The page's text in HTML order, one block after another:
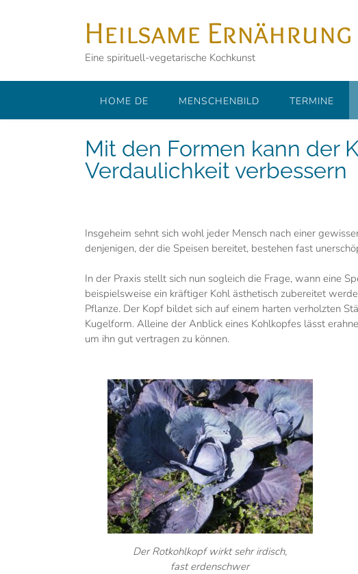
Heilsame Ernährung
Eine spirituell-vegetarische Kochkunst
HOME DE MENSCHENBILD TERMINE
Mit den Formen kann der
Verdaulichkeit verbessern
Insgeheim sehnt sich wohl jeder Mensch nach einer
denjenigen, der die Speisen bereitet, bestehen fast
In der Praxis stellt sich nun sogleich die Frage, wann eine
beispielsweise ein kräftiger Kohl ästhetisch zubereitet
Pflanze. Der Kopf bildet sich auf einem harten verholzten
Kugelform. Alleine der Anblick eines Kohlkopfes lässt
um ihn gut vertragen zu können.
Der Rotkohlkopf wirkt sehr irdisch,
fast erdenschwer